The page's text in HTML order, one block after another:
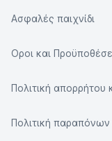
Ασφαλές παιχνίδι
Οροι και
Πολιτική απορρήτου
Πολιτική